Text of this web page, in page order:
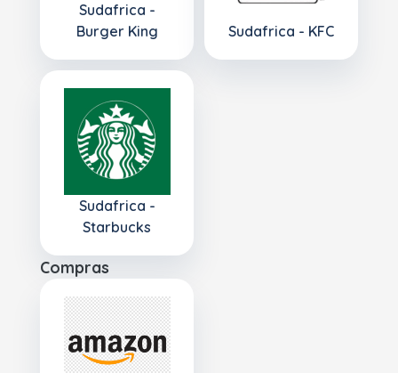
Sudafrica -
Burger King
Sudafrica - KFC
Sudafrica -
Starbucks
Compras